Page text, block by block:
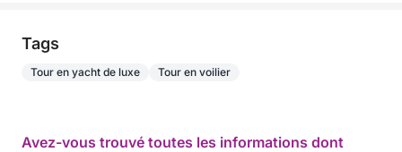
Tags
Tour en yacht de luxe Tour en voilier
Avez-vous trouvé toutes les informations dont